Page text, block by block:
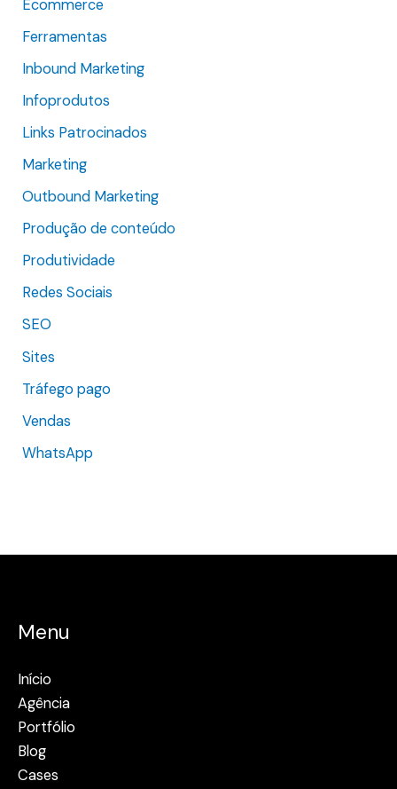
p
o
Ecommerce
Ferramentas
Inbound Marketing
Infoprodutos
Links Patrocinados
Marketing
Outbound Marketing
Produção de conteúdo
Produtividade
Redes Sociais
SEO
Sites
Tráfego pago
Vendas
WhatsApp
Menu
Início
Agência
Portfólio
Blog
Cases